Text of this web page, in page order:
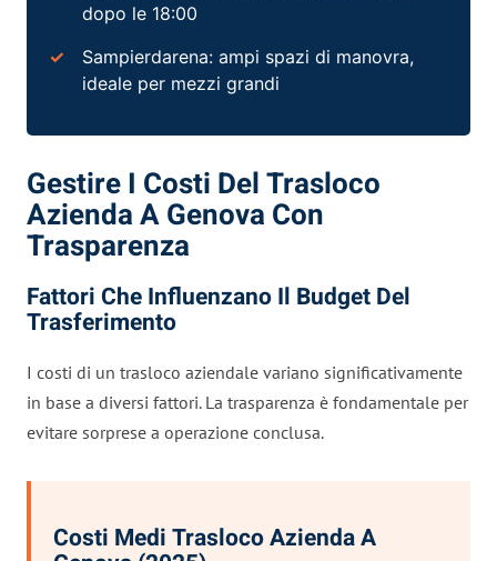
dopo le 18:00
Sampierdarena: ampi spazi di manovra,
ideale per mezzi grandi
Gestire I Costi Del Trasloco
Azienda A Genova Con
Trasparenza
Fattori Che Influenzano Il Budget Del
Trasferimento
I costi di un trasloco aziendale variano significativamente
in base a diversi fattori. La trasparenza è fondamentale per
evitare sorprese a operazione conclusa.
Costi Medi Trasloco Azienda A